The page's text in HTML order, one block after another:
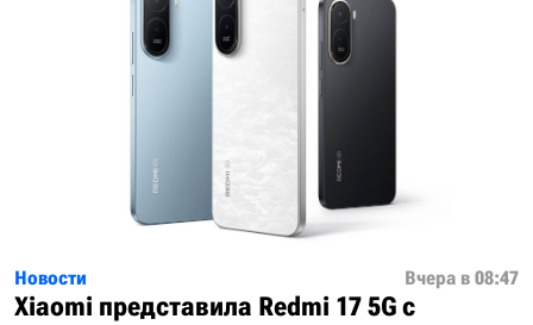
Новости Вчера в 08:47
Xiaomi представила Redmi 17 5G с